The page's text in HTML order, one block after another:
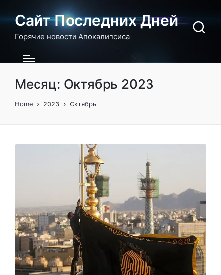
Сайт Последних Дней
Горячие новости Апокалипсиса
Месяц: Октябрь 2023
Home 2023 Октябрь